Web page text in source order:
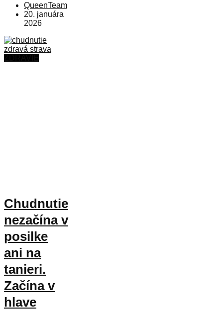
QueenTeam
20. januára
2026
Chudnutie
nezačína v
posilke
ani na
tanieri.
Začína v
hlave